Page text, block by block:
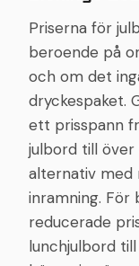
Priserna för
beroende på
och om det
dryckespaket.
ett prisspann
julbord till
alternativ med
inramning. För
reducerade
lunchjulbord